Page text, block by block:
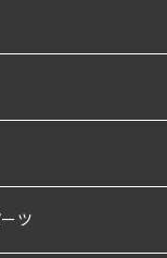
ツ